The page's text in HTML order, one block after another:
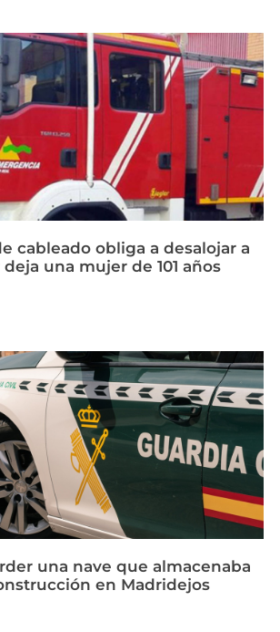
cableado obliga a desalojar a
una mujer de 101 años
una nave que almacenaba
en Madridejos